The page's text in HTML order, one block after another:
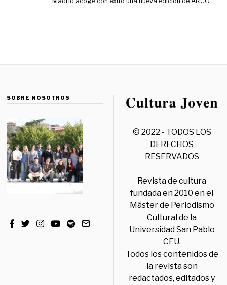
SOBRE NOSOTROS
© 2022 - TODOS LOS
DERECHOS
RESERVADOS
Revista de cultura
fundada en 2010 en el
Máster de Periodismo
Cultural de la
Universidad San Pablo
CEU.
Todos los contenidos de
la revista son
redactados, editados y